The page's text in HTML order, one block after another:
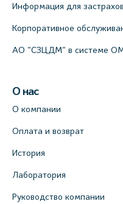
Информация для
Корпоративное
АО "СЗЦДМ" в системе
О нас
О компании
Оплата и возврат
История
Лаборатория
Руководство компании